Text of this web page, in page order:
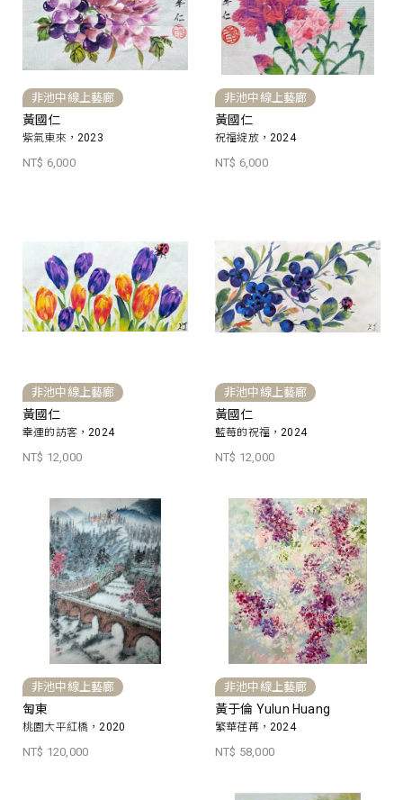
非池中線上藝廊
黃國仁
紫氣東來，2023
NT$ 6,000
非池中線上藝廊
黃國仁
祝福綻放，2024
NT$ 6,000
非池中線上藝廊
黃國仁
幸運的訪客，2024
NT$ 12,000
非池中線上藝廊
黃國仁
藍莓的祝福，2024
NT$ 12,000
非池中線上藝廊
匋東
桃園大平紅橋，2020
NT$ 120,000
非池中線上藝廊
黃于倫 Yulun Huang
繁華荏苒，2024
NT$ 58,000